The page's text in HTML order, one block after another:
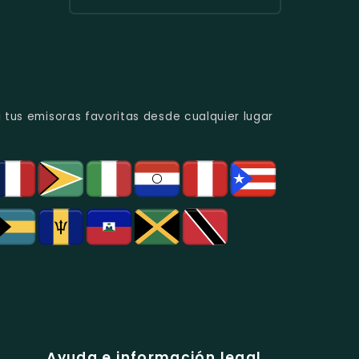
Y
Bogotá.
emisoras favoritas desde cualquier lugar